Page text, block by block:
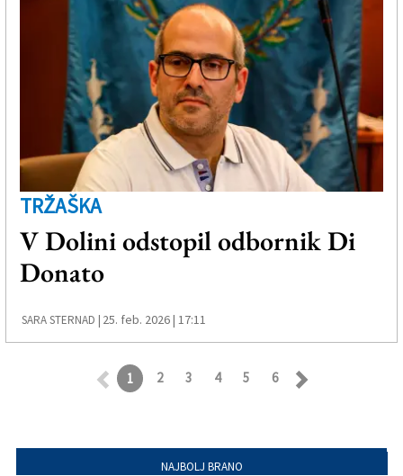
TRŽAŠKA
V Dolini odstopil odbornik Di
Donato
SARA STERNAD | 25. feb. 2026 | 17:11
1 2 3 4 5 6
NAJBOLJ BRANO